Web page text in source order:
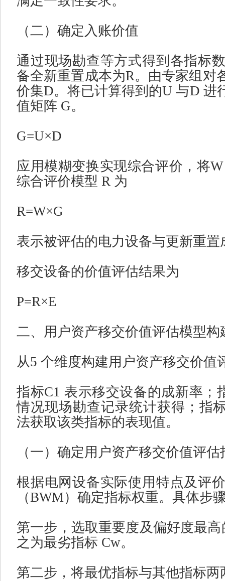
（二）确定入账价值
通过现场勘查等方式得到各指标
备全新重置成本为R。由专家组对
价集D。将已计算得到的U与D 进
值矩阵 G。
G=U×D
应用模糊变换实现综合评价，将
综合评价模型 R 为
R=W×G
表示被评估的电力设备与更新重
移交设备的价值评估结果为
P=R×E
二、用户资产移交价值评估模型构
从5 个维度构建用户资产移交价值
指标C1 表示移交设备的成新率；
情况现场勘查记录统计获得；指
法获取该类指标的表现值。
（一）确定用户资产移交价值评
根据电网设备实际使用特点及评
（BWM）确定指标权重。具体步
第一步，选取重要度及偏好度最
之为最劣指标 Cw。
第二步，将最优指标与其他指标